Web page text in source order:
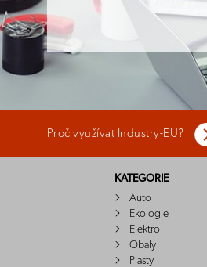
Proč využívat Industry-EU?
KATEGORIE
Auto
Ekologie
Elektro
Obaly
Plasty